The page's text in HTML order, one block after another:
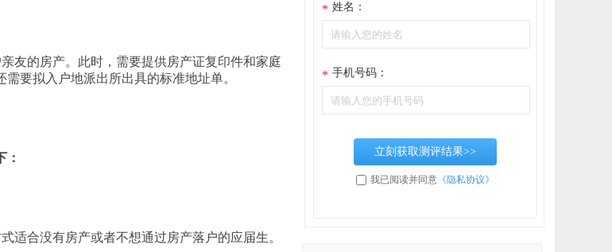
友的房产。此时，需要提供房产证复印件和家庭
要拟入户地派出所出具的标准地址单。
：
适合没有房产或者不想通过房产落户的应届生。
* 姓名：
* 手机号码：
立刻获取测评结果>>
我已阅读并同意 《隐私协议》